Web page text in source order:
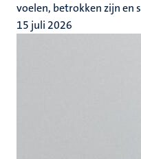
voelen, betrokken zijn en
15 juli 2026